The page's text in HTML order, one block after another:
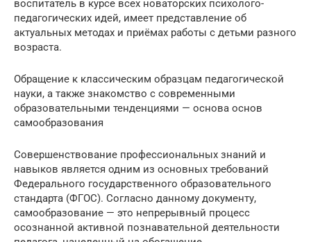
воспитатель в курсе всех новаторских психолого-
педагогических идей, имеет представление об
актуальных методах и приёмах работы с детьми разного
возраста.
Обращение к классическим образцам педагогической
науки, а также знакомство с современными
образовательными тенденциями — основа основ
самообразования
Совершенствование профессиональных знаний и
навыков является одним из основных требований
Федерального государственного образовательного
стандарта (ФГОС). Согласно данному документу,
самообразование — это непрерывный процесс
осознанной активной познавательной деятельности